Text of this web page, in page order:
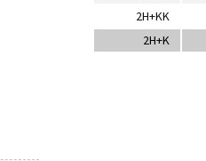
2H+KK
2H+K